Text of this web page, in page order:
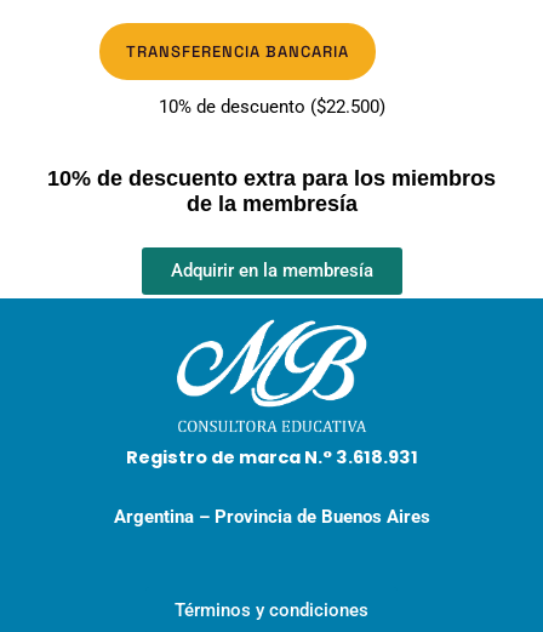
TRANSFERENCIA BANCARIA
10% de descuento ($22.500)
10% de descuento extra para los miembros
de la membresía
Adquirir en la membresía
Registro de marca N.° 3.618.931
Argentina – Provincia de Buenos Aires
Términos y condiciones